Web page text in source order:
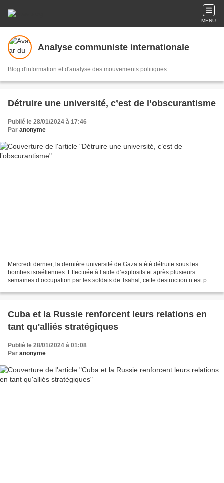
MENU
Analyse communiste internationale
Blog d'information et d'analyse des mouvements politiques
Détruire une université, c’est de l’obscurantisme
Publié le 28/01/2024 à 17:46
Par anonyme
Mercredi dernier, la dernière université de Gaza a été détruite sous les
bombes israéliennes. Effectuée à l’aide d’explosifs et après plusieurs
semaines d’occupation par les soldats de Tsahal, cette destruction n’est pas
Cuba et la Russie renforcent leurs relations en
tant qu'alliés stratégiques
Publié le 28/01/2024 à 01:08
Par anonyme